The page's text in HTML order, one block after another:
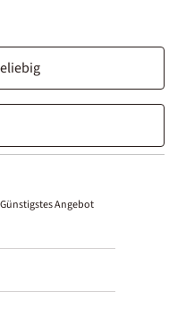
Günstigstes Angebot